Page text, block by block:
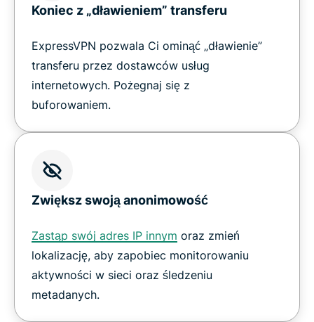
Koniec z „dławieniem” transferu
ExpressVPN pozwala Ci ominąć „dławienie”
transferu przez dostawców usług
internetowych. Pożegnaj się z
buforowaniem.
Zwiększ swoją anonimowość
Zastąp swój adres IP innym oraz zmień
lokalizację, aby zapobiec monitorowaniu
aktywności w sieci oraz śledzeniu
metadanych.